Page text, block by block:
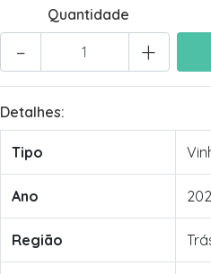
Quantidade
+
-
Detalhes:
Tipo
Ano
Região